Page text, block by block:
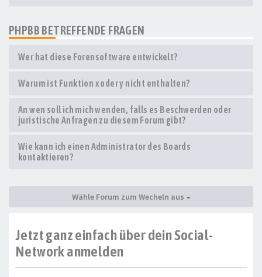
PHPBB BETREFFENDE FRAGEN
Wer hat diese Forensoftware entwickelt?
Warum ist Funktion x oder y nicht enthalten?
An wen soll ich mich wenden, falls es Beschwerden oder
juristische Anfragen zu diesem Forum gibt?
Wie kann ich einen Administrator des Boards
kontaktieren?
Wähle Forum zum Wecheln aus
Jetzt ganz einfach über dein Social-
Network anmelden